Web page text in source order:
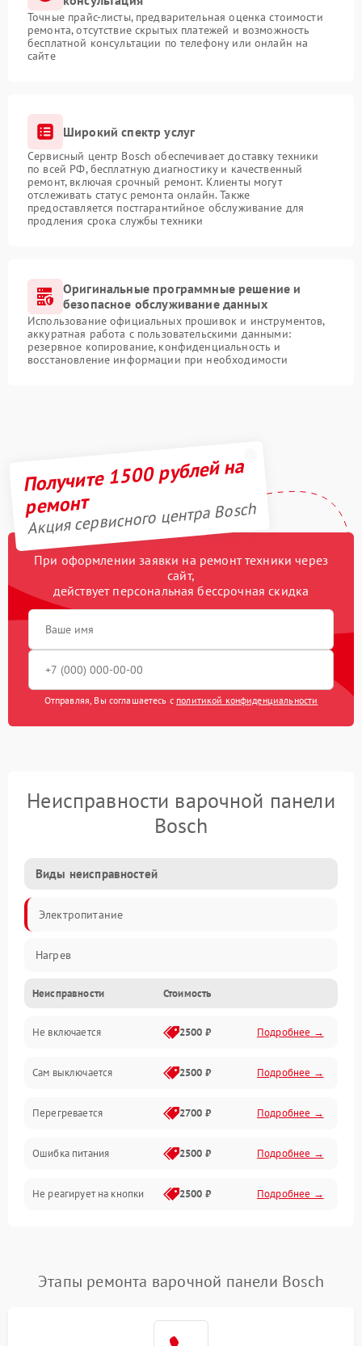
Точные прайс-листы, предварительная оценка стоимости
ремонта, отсутствие скрытых платежей и возможность
бесплатной консультации по телефону или онлайн на
сайте
Широкий спектр услуг
Сервисный центр Bosch обеспечивает доставку техники
по всей РФ, бесплатную диагностику и качественный
ремонт, включая срочный ремонт. Клиенты могут
отслеживать статус ремонта онлайн. Также
предоставляется постгарантийное обслуживание для
продления срока службы техники
Оригинальные программные решение и
безопасное обслуживание данных
Использование официальных прошивок и инструментов,
аккуратная работа с пользовательскими данными:
резервное копирование, конфиденциальность и
восстановление информации при необходимости
Получите 1500 рублей на
ремонт
Акция сервисного центра Bosch
При оформлении заявки на ремонт техники через
сайт,
действует персональная бессрочная скидка
Отправляя, Вы соглашаетесь с политикой конфиденциальности
Неисправности варочной панели
Bosch
Виды неисправностей
Электропитание
Нагрев
Неисправности Стоимость
Не включается 2500 ₽ Подробнее →
Сам выключается 2500 ₽ Подробнее →
Перегревается 2700 ₽ Подробнее →
Ошибка питания 2500 ₽ Подробнее →
Не реагирует на кнопки 2500 ₽ Подробнее →
Этапы ремонта варочной панели Bosch